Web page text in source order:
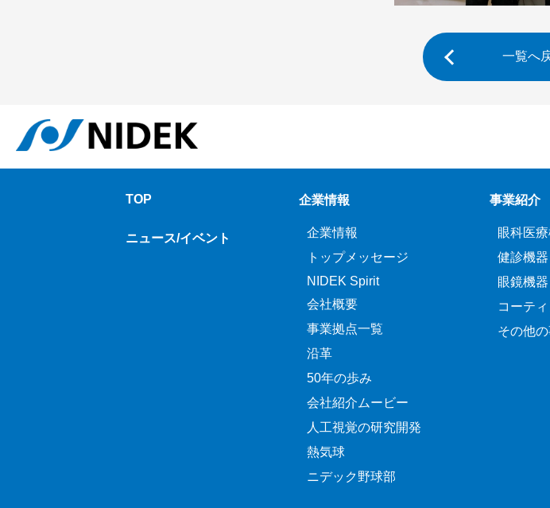
一覧へ
TOP
ニュース/イベント
企業情報
企業情報
トップメッセージ
NIDEK Spirit
会社概要
事業拠点一覧
沿革
50年の歩み
会社紹介ムービー
人工視覚の研究開発
熱気球
ニデック野球部
事業紹介
眼科医
健診機器
眼鏡機器
コーテ
その他